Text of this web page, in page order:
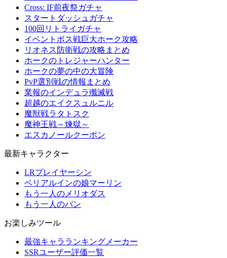
Cross: IF前夜祭ガチャ
スタートダッシュガチャ
100回リトライガチャ
イベントボス戦巨大ホーク攻略
リオネス防衛戦の攻略まとめ
ホークのトレジャーハンター
ホークの夢の中の大冒険
PvP選別戦の情報まとめ
業報のインデュラ殲滅戦
超越のエイクスュルニル
魔獣戦ラタトスク
魔神王戦～煉獄～
エスカノールクーポン
最新キャラクター
LRプレイヤーシン
ベリアルインの娘マーリン
もう一人のメリオダス
もう一人のバン
お楽しみツール
最強キャラランキングメーカー
SSRユーザー評価一覧